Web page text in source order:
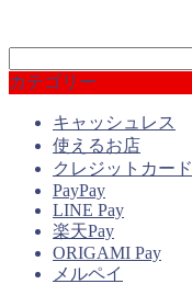
カテゴリー
キャッシュレス
使えるお店
クレジットカード
PayPay
LINE Pay
楽天Pay
ORIGAMI Pay
メルペイ